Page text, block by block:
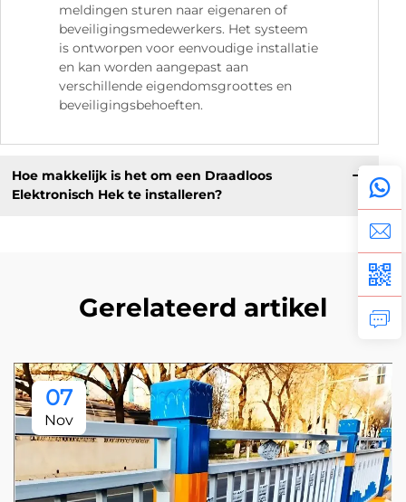
meldingen sturen naar eigenaren of
beveiligingsmedewerkers. Het systeem
is ontworpen voor eenvoudige installatie
en kan worden aangepast aan
verschillende eigendomsgroottes en
beveiligingsbehoeften.
Hoe makkelijk is het om een Draadloos
Elektronisch Hek te installeren?
Gerelateerd artikel
07
Nov